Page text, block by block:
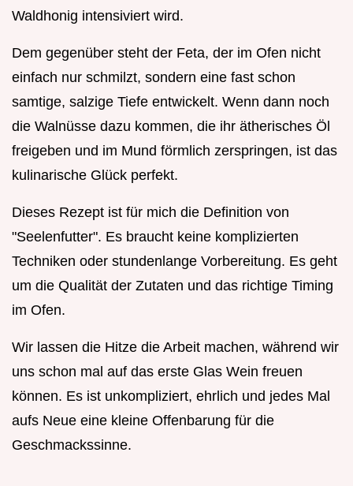
Waldhonig intensiviert wird.
Dem gegenüber steht der Feta, der im Ofen nicht
einfach nur schmilzt, sondern eine fast schon
samtige, salzige Tiefe entwickelt. Wenn dann noch
die Walnüsse dazu kommen, die ihr ätherisches Öl
freigeben und im Mund förmlich zerspringen, ist das
kulinarische Glück perfekt.
Dieses Rezept ist für mich die Definition von
"Seelenfutter". Es braucht keine komplizierten
Techniken oder stundenlange Vorbereitung. Es geht
um die Qualität der Zutaten und das richtige Timing
im Ofen.
Wir lassen die Hitze die Arbeit machen, während wir
uns schon mal auf das erste Glas Wein freuen
können. Es ist unkompliziert, ehrlich und jedes Mal
aufs Neue eine kleine Offenbarung für die
Geschmackssinne.